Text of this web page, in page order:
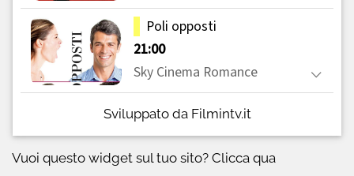
Sviluppato da Filmintv.it
Vuoi questo widget sul tuo sito? Clicca qua